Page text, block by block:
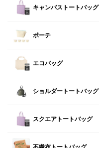
キャンバストートバッグ
ポーチ
エコバッグ
ショルダートートバッグ
スクエアトートバッグ